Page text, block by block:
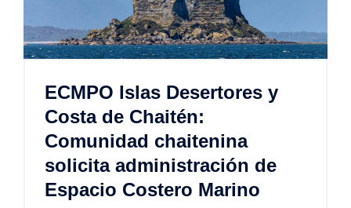
ECMPO Islas Desertores y
Costa de Chaitén:
Comunidad chaitenina
solicita administración de
Espacio Costero Marino